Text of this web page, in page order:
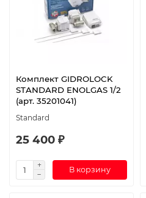
Комплект GIDROLOCK
STANDARD ENOLGAS 1/2
(арт. 35201041)
Standard
25 400 ₽
В корзину